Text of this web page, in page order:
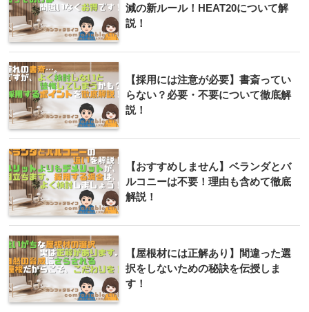
減の新ルール！HEAT20について解
説！
【採用には注意が必要】書斎ってい
らない？必要・不要について徹底解
説！
【おすすめしません】ベランダとバ
ルコニーは不要！理由も含めて徹底
解説！
【屋根材には正解あり】間違った選
択をしないための秘訣を伝授しま
す！